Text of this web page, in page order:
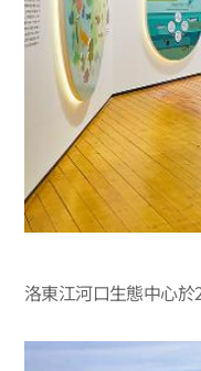
洛東江河口生態中心